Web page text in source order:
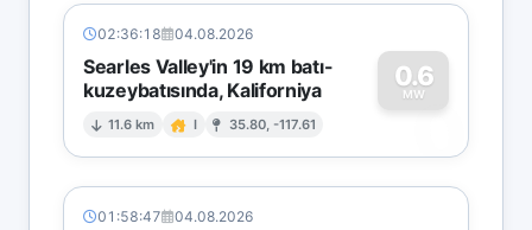
02:36:18 04.08.2026
Searles Valley'in 19 km batı-
kuzeybatısında, Kaliforniya
11.6 km I 35.80, -117.61
0.6
MW
0
01:58:47 04.08.2026